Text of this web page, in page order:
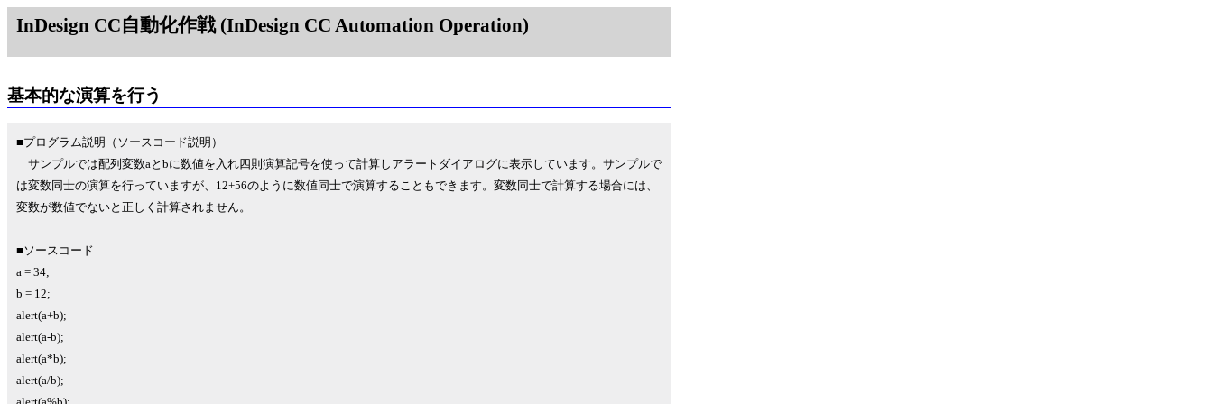
InDesign CC自動化作戦 (InDesign CC Automation Operation)
基本的な演算を行う
■プログラム説明（ソースコード説明）
サンプルでは配列変数aとbに数値を入れ四則演算記号を使って計算しアラートダイアログに表示しています。サンプルで
は変数同士の演算を行っていますが、12+56のように数値同士で演算することもできます。変数同士で計算する場合には、
変数が数値でないと正しく計算されません。
■ソースコード
a = 34;
b = 12;
alert(a+b);
alert(a-b);
alert(a*b);
alert(a/b);